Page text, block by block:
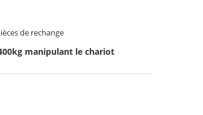
de rechange
manipulant le chariot